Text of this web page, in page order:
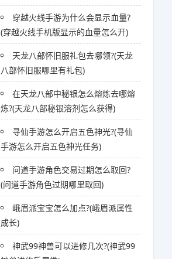
穿越火线手游为什么会显示血量?
(穿越火线手机版显示的血量怎么开)
天龙八部怀旧服礼包去哪领?(天龙
八部怀旧服哪里有礼包)
在天龙八部中秘银怎么熔炼去哪熔
炼?(天龙八部秘银溶剂怎么获得)
寻仙手游怎么开启五色神光?(寻仙
手游怎么开启五色神光任务)
问道手游角色交易过期怎么取回?
(问道手游角色过期哪里取回)
峨眉派宝宝怎么加点?(峨眉派属性
成长)
神武99神兽可以进修几次?(神武99